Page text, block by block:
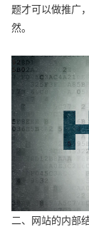
题才可以做推广
然。
二、网站的内部